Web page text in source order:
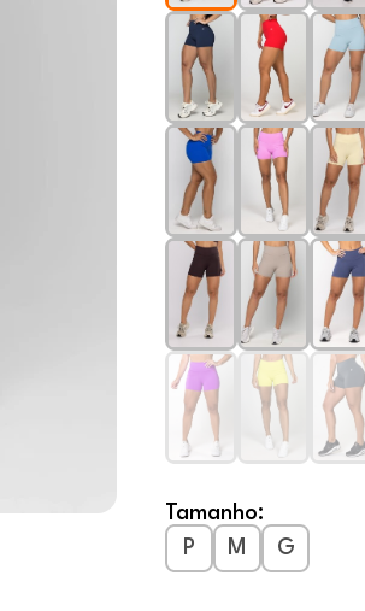
Tamanho:
P
M G